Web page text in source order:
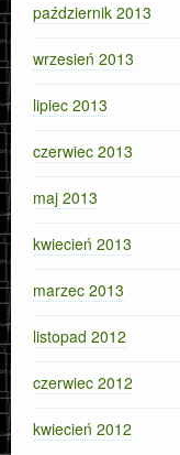
październik 2013
wrzesień 2013
lipiec 2013
czerwiec 2013
maj 2013
kwiecień 2013
marzec 2013
listopad 2012
czerwiec 2012
kwiecień 2012